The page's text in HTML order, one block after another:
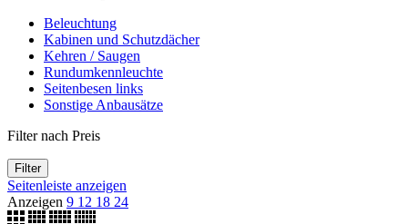
Beleuchtung
Kabinen und Schutzdächer
Kehren / Saugen
Rundumkennleuchte
Seitenbesen links
Sonstige Anbausätze
Filter nach Preis
Filter
Seitenleiste anzeigen
Anzeigen 9 12 18 24